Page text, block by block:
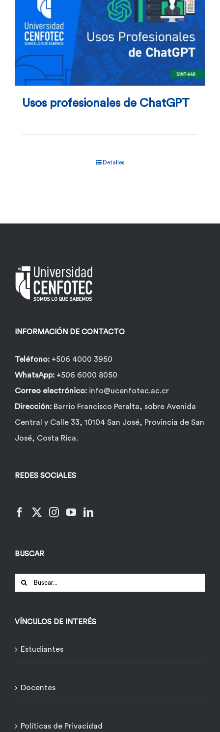
página
de
producto
Usos profesionales de ChatGPT
Detalles
INFORMACIÓN DE CONTACTO
Teléfono: +506 4000 3950
WhatsApp: +506 6000 8050
Correo electrónico: info@ucenfotec.ac.cr
Dirección: Barrio Francisco Peralta, sobre Avenida
Central y Calle 33, 10104 San José, Provincia de San
José, Costa Rica.
REDES SOCIALES
BUSCAR
Buscar:
VÍNCULOS DE INTERÉS
Estudiantes
Docentes
Políticas de Privacidad